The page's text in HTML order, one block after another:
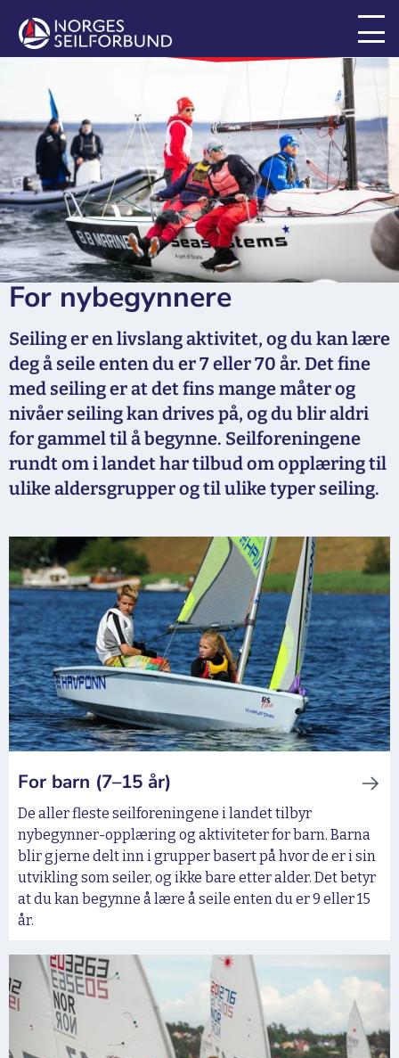
For seilere
For nybegynnere
Seiling er en livslang aktivitet, og du kan lære
deg å seile enten du er 7 eller 70 år. Det fine
med seiling er at det fins mange måter og
nivåer seiling kan drives på, og du blir aldri
for gammel til å begynne. Seilforeningene
rundt om i landet har tilbud om opplæring til
ulike aldersgrupper og til ulike typer seiling.
For barn (7–15 år)
De aller fleste seilforeningene i landet tilbyr
nybegynner-opplæring og aktiviteter for barn. Barna
blir gjerne delt inn i grupper basert på hvor de er i sin
utvikling som seiler, og ikke bare etter alder. Det betyr
at du kan begynne å lære å seile enten du er 9 eller 15
år.